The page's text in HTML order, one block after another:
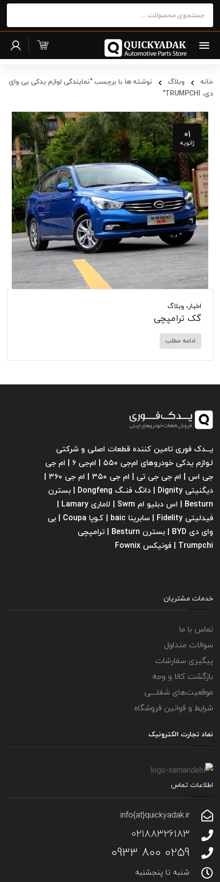
search
خانه وبلاگ
نوشته ها با برچسب "نمایندگی لوازم یدکی بی وای
دی، TRUMPCHI"
01
ژانویه
اخبار، وبلاگ
گک ترامپچی
ادامه مطلب
یـــدک فوری تامین کننده قطعات اصلی و شرکتی
لـوازم یدکی خودروهای ام‌جی ۵۵۰ | ام‌جی ۶ | ام جی
جی اس | ام جی جی تی | ام‌ جی ۳۵۰ | ام جی ۳۶۰ |
دیگنیتی Dignity | دانگ فنــگ Dongfeng | بسترن
Besturn | اس دبلیو ام Swm | لاماری Lamary |
فیدلیتی Fidelity | سابرینا ‌baic | کـوپا Coupa | بی
وای دی BYD | بسترن Besturn | ترامپچی
Trumpchi | فونیکس Fownix
خدمات مشتریان
تماس با ما
سوالات متداول
پیگیری سفارشات
بازگشت کالا و وجه
موقعیت‌های شغلــــی
شرایط و قوانین فروشگاه
نماد تجارت الکترونیک
اطلاعات تماس
info{at}quickyadak.ir
02188326183
0259 800 0933
شنبه تا پنجشنبه